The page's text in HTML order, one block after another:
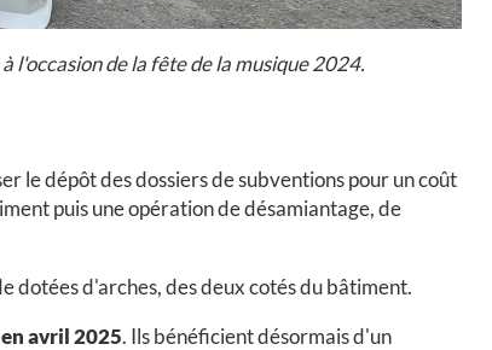
l'occasion de la fête de la musique 2024.
le dépôt des dossiers de subventions pour un coût
puis une opération de désamiantage, de
dotées d'arches, des deux cotés du bâtiment.
en avril 2025. Ils bénéficient désormais d'un